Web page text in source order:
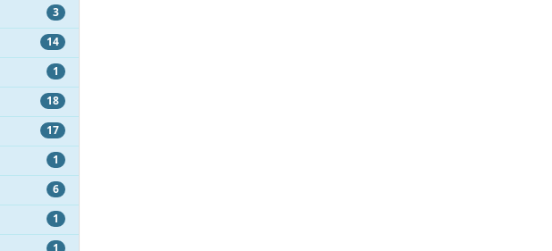
3
14
1
18
17
1
6
1
1